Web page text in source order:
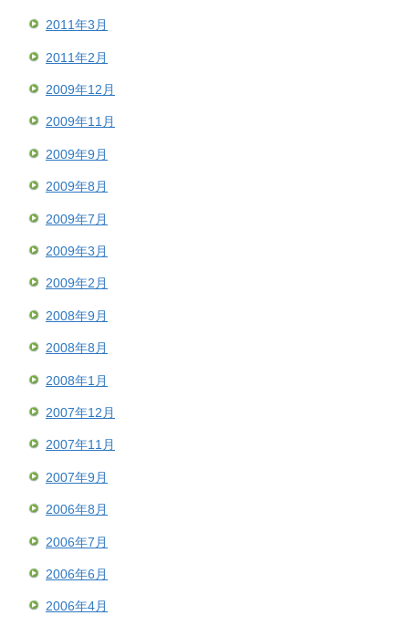
2011年3月
2011年2月
2009年12月
2009年11月
2009年9月
2009年8月
2009年7月
2009年3月
2009年2月
2008年9月
2008年8月
2008年1月
2007年12月
2007年11月
2007年9月
2006年8月
2006年7月
2006年6月
2006年4月